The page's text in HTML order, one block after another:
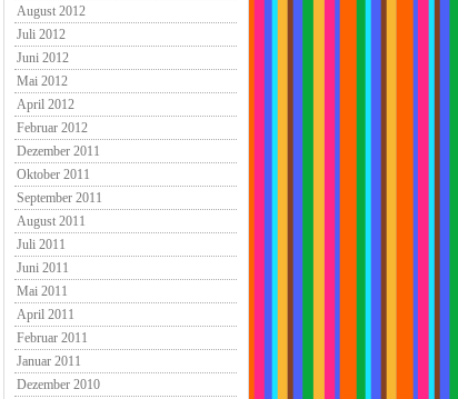
August 2012
Juli 2012
Juni 2012
Mai 2012
April 2012
Februar 2012
Dezember 2011
Oktober 2011
September 2011
August 2011
Juli 2011
Juni 2011
Mai 2011
April 2011
Februar 2011
Januar 2011
Dezember 2010